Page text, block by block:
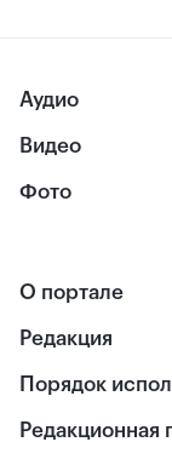
Аудио
Видео
Фото
О портале
Редакция
Порядок
Редакционная